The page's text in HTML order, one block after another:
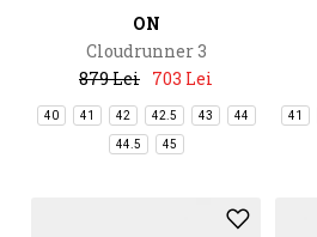
ON
Cloudrunner 3
879 Lei 703 Lei
40 41 42 42.5 43 44
44.5 45
41